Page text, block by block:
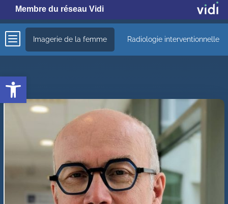
Membre du réseau Vidi
b Imagerie de la femme Radiologie interventionnelle
Ouvrir la barre d’outils